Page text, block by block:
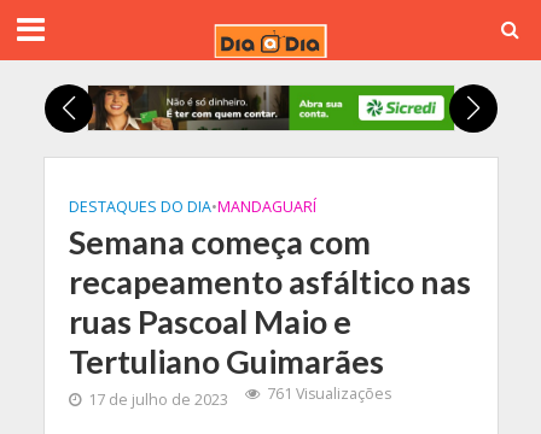
DESTAQUES DO DIA•MANDAGUARÍ
Semana começa com
recapeamento asfáltico nas
ruas Pascoal Maio e
Tertuliano Guimarães
17 de julho de 2023 761 Visualizações